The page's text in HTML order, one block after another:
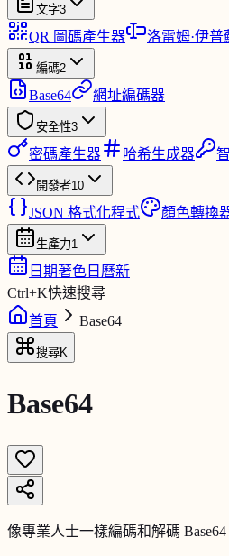
文字3
QR 圖碼產生器 洛雷姆·伊普
編碼2
Base64 網址編碼器
安全性3
密碼產生器 哈希生成器
開發者10
JSON 格式化程式 顏色轉換
生產力1
日期著色日曆新
Ctrl+K快速搜尋
首頁
Base64
搜尋K
Base64
像專業人士一樣編碼和解碼 Base64